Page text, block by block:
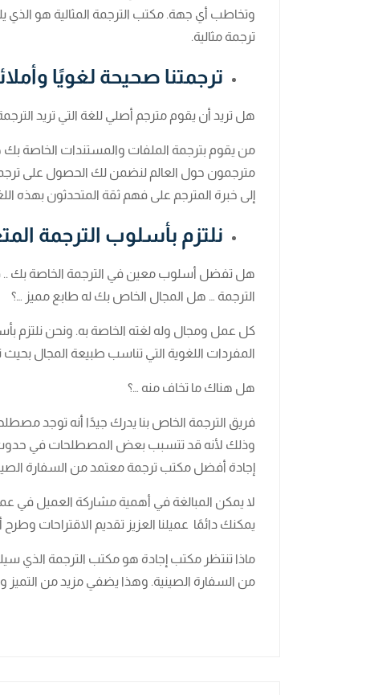
وتخاطب أي جهة. مكتب الترجمة المثالية هو
ترجمة مثالية.
ترجمتنا صحيحة لغويًا
هل تريد أن يقوم مترجم أصلي للغة التي تريد الترجمة
من يقوم بترجمة الملفات والمستندات الخاصة
مترجمون حول العالم لنضمن لك الحصول على ترجمة
إلى خبرة المترجم على فهم ثقة المتحدثون بهذه
نلتزم بأسلوب الترجمة
هل تفضل أسلوب معين في الترجمة الخاصة بك
الترجمة … هل المجال الخاص بك له طابع مميز …؟
كل عمل ومجال وله لغته الخاصة به. ونحن
المفردات اللغوية التي تناسب طبيعة المجال
هل هناك ما تخاف منه …؟
فريق الترجمة الخاص بنا يدرك جيدًا أنه توجد
وذلك لأنه قد تتسبب بعض المصطلحات في
إجادة أفضل مكتب ترجمة معتمد من السفارة
لا يمكن المبالغة في أهمية مشاركة العميل في
يمكنك دائمًا عميلنا العزيز تقديم الاقتراحات
ماذا تنتظر مكتب إجادة هو مكتب الترجمة الذي
من السفارة الصينية. وهذا يضفي مزيد من التميز